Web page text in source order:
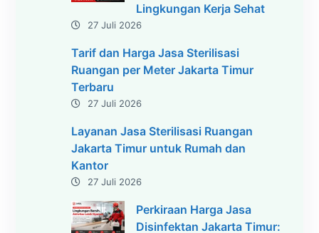
Lingkungan Kerja Sehat
27 Juli 2026
Tarif dan Harga Jasa Sterilisasi
Ruangan per Meter Jakarta Timur
Terbaru
27 Juli 2026
Layanan Jasa Sterilisasi Ruangan
Jakarta Timur untuk Rumah dan
Kantor
27 Juli 2026
Perkiraan Harga Jasa
Disinfektan Jakarta Timur: